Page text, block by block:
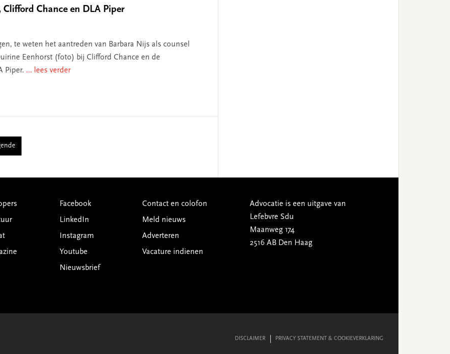
Chance en DLA Piper
te weten het aantreden van Barbara Nijs als counsel
Eenhorst (foto) bij Clifford Chance en de
Piper. ... lees verder
Facebook
LinkedIn
Instagram
Youtube
Nieuwsbrief
Contact en colofon
Meld nieuws
Adverteren
Vacature indienen
Advocatie is een uitgave van
Lefebvre Sdu
Maanweg 174
2516 AB Den Haag
DISCLAIMER PRIVACY STATEMENT & COOKIEVERKLARING